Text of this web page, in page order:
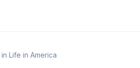
in Life in America